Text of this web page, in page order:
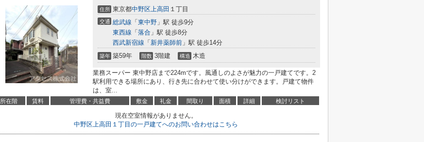
住所 東京都中野区上高田 １丁目
交通 総武線 「 東中野 」駅 徒歩9分
東西線 「 落合 」駅 徒歩8分
西武新宿線 「 新井薬師前 」駅 徒歩14分
築年 築59年 階数 3階建 構造 木造
業務スーパー 東中野店まで224mです。風通しのよさが魅力の一戸建てです。2
駅利用できる場所にあり、行き先に合わせて使い分けができます。戸建て物件
は、室...
所在階 賃料 管理費・共益費 敷金 礼金 間取り 面積 詳細 検討リスト
現在空室情報がありません。
中野区上高田１丁目の一戸建てへのお問い合わせはこちら